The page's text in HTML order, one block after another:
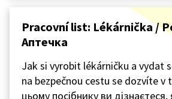
Pracovní list: Lékárnička /
Аптечка
Jak si vyrobit lékárničku a vydat
na bezpečnou cestu se dozvíte v
цьому посібнику ви